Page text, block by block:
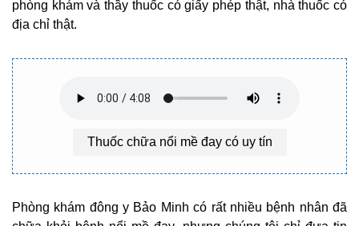
phòng khám và thầy thuốc có giấy phép thật, nhà thuốc có
địa chỉ thật.
Thuốc chữa nổi mề đay có uy tín
Phòng khám đông y Bảo Minh có rất nhiều bệnh nhân đã